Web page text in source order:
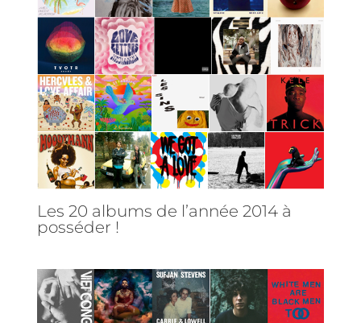
Les 20 albums de l’année 2014 à
posséder !